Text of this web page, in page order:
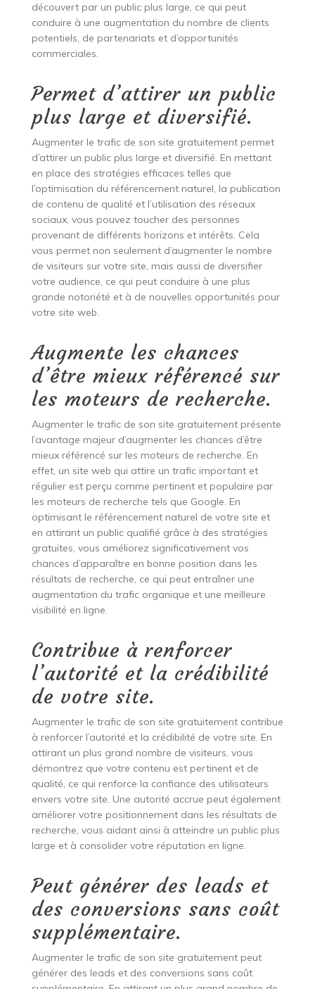
découvert par un public plus large, ce qui peut
conduire à une augmentation du nombre de clients
potentiels, de partenariats et d’opportunités
commerciales.
Permet d’attirer un public
plus large et diversifié.
Augmenter le trafic de son site gratuitement permet
d’attirer un public plus large et diversifié. En mettant
en place des stratégies efficaces telles que
l’optimisation du référencement naturel, la publication
de contenu de qualité et l’utilisation des réseaux
sociaux, vous pouvez toucher des personnes
provenant de différents horizons et intérêts. Cela
vous permet non seulement d’augmenter le nombre
de visiteurs sur votre site, mais aussi de diversifier
votre audience, ce qui peut conduire à une plus
grande notoriété et à de nouvelles opportunités pour
votre site web.
Augmente les chances
d’être mieux référencé sur
les moteurs de recherche.
Augmenter le trafic de son site gratuitement présente
l’avantage majeur d’augmenter les chances d’être
mieux référencé sur les moteurs de recherche. En
effet, un site web qui attire un trafic important et
régulier est perçu comme pertinent et populaire par
les moteurs de recherche tels que Google. En
optimisant le référencement naturel de votre site et
en attirant un public qualifié grâce à des stratégies
gratuites, vous améliorez significativement vos
chances d’apparaître en bonne position dans les
résultats de recherche, ce qui peut entraîner une
augmentation du trafic organique et une meilleure
visibilité en ligne.
Contribue à renforcer
l’autorité et la crédibilité
de votre site.
Augmenter le trafic de son site gratuitement contribue
à renforcer l’autorité et la crédibilité de votre site. En
attirant un plus grand nombre de visiteurs, vous
démontrez que votre contenu est pertinent et de
qualité, ce qui renforce la confiance des utilisateurs
envers votre site. Une autorité accrue peut également
améliorer votre positionnement dans les résultats de
recherche, vous aidant ainsi à atteindre un public plus
large et à consolider votre réputation en ligne.
Peut générer des leads et
des conversions sans coût
supplémentaire.
Augmenter le trafic de son site gratuitement peut
générer des leads et des conversions sans coût